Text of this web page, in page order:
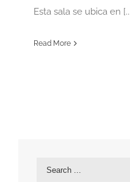
Esta sala se ubica en
Read More
Search